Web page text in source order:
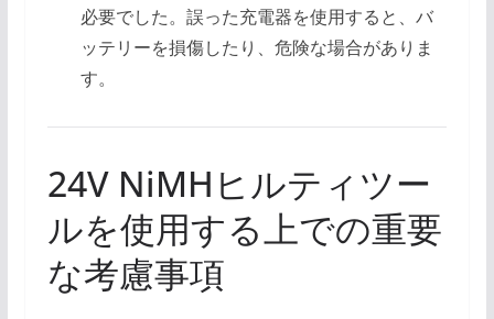
必要でした。誤った充電器を使用すると、バ
ッテリーを損傷したり、危険な場合がありま
す。
24V NiMHヒルティツー
ルを使用する上での重要
な考慮事項